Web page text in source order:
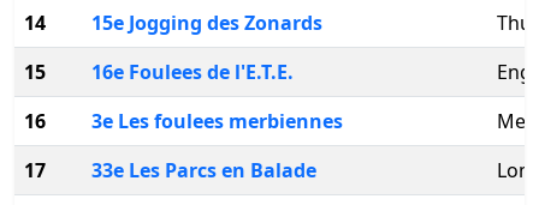
14
15e Jogging des Zonards
15
16e Foulees de l'E.T.E.
16
3e Les foulees merbiennes
17
33e Les Parcs en Balade